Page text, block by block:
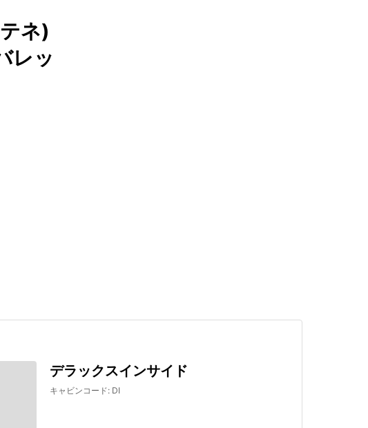
ネ)
レッ
デラックスインサイド
キャビンコード: DI